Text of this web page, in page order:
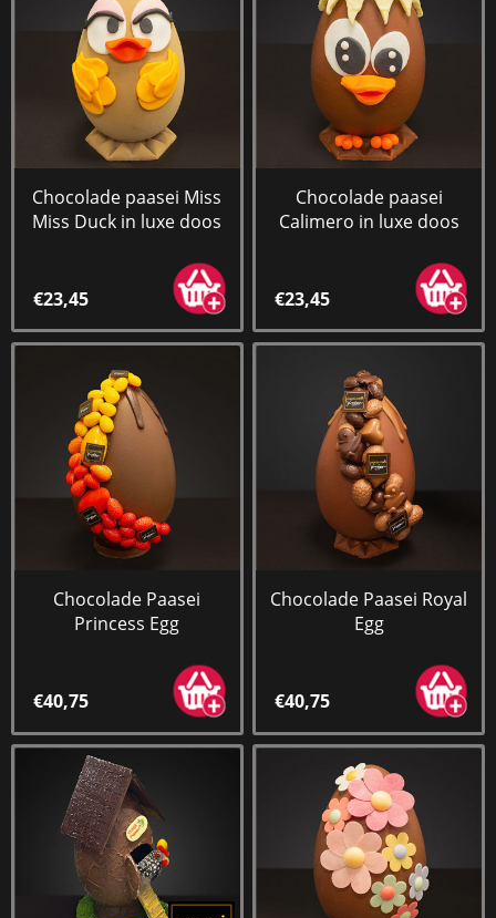
Chocolade paasei Miss
Miss Duck in luxe doos
€23,45
Chocolade paasei
Calimero in luxe doos
€23,45
Chocolade Paasei
Princess Egg
€40,75
Chocolade Paasei Royal
Egg
€40,75